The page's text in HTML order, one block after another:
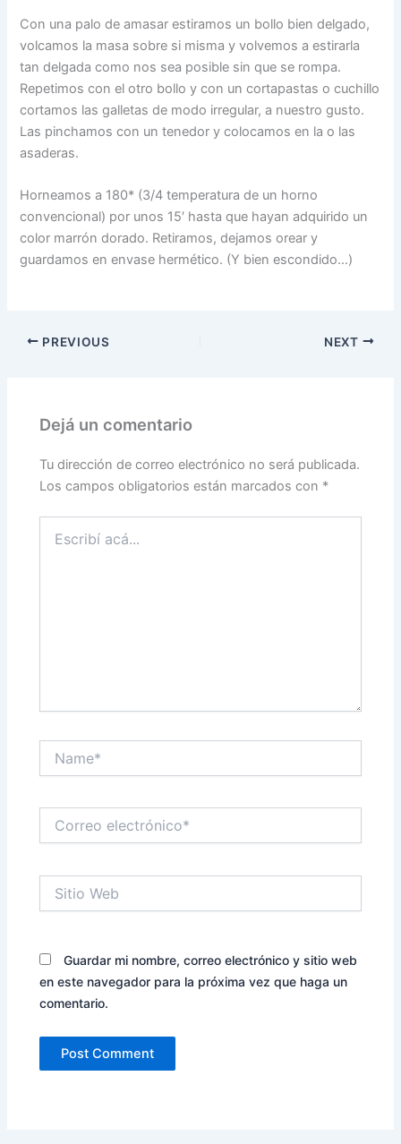
Con una palo de amasar estiramos un bollo bien delgado,
volcamos la masa sobre si misma y volvemos a estirarla
tan delgada como nos sea posible sin que se rompa.
Repetimos con el otro bollo y con un cortapastas o cuchillo
cortamos las galletas de modo irregular, a nuestro gusto.
Las pinchamos con un tenedor y colocamos en la o las
asaderas.
Horneamos a 180* (3/4 temperatura de un horno
convencional) por unos 15′ hasta que hayan adquirido un
color marrón dorado. Retiramos, dejamos orear y
guardamos en envase hermético. (Y bien escondido…)
PREVIOUS NEXT
Dejá un comentario
Tu dirección de correo electrónico no será publicada.
Los campos obligatorios están marcados con *
acá...
electrónico*
Web
Guardar mi nombre, correo electrónico y sitio web
en este navegador para la próxima vez que haga un
comentario.